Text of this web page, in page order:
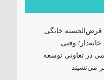
قرض‌الحسنه خانگی
خانه‌دار/ وقتی
در تعاونی توسعه
می‌نشیند